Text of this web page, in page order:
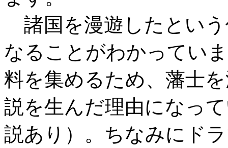
諸国を漫遊したとい
なることがわかってい
料を集めるため、藩士
説を生んだ理由になっ
説あり）。ちなみにド